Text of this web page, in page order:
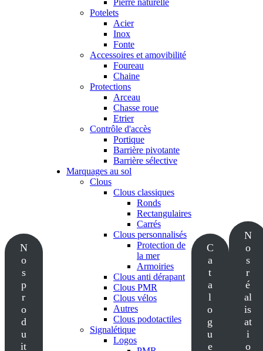
N
o
s
p
r
o
d
u
it
Pierre naturelle
Potelets
Acier
Inox
Fonte
Accessoires et amovibilité
Foureau
Chaine
Protections
Arceau
Chasse roue
Etrier
Contrôle d'accès
Portique
Barrière pivotante
Barrière sélective
Marquages au sol
Clous
Clous classiques
Ronds
Rectangulaires
Carrés
Clous personnalisés
Protection de
la mer
Armoiries
Clous anti dérapant
Clous PMR
Clous vélos
Autres
Clous podotactiles
Signalétique
Logos
C
a
t
a
l
o
g
u
e
N
o
s
r
é
al
is
at
i
o